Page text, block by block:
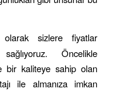
sizlere fiyatlar
Öncelikle
bir kaliteye sahip olan
ile almanıza imkan